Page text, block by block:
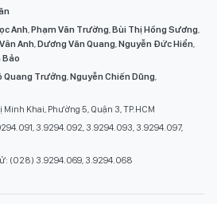
Anh Phạm Văn Trường Bùi Thị Hồng Sương
Anh Dương Văn Quang Nguyễn Đức Hiển
Bảo
Quang Trưởng Nguyễn Chiến Dũng
Khai, Phường 5, Quận 3, TP.HCM
3.9294.092, 3.9294.093, 3.9294.097,
(028) 3.9294.069, 3.9294.068